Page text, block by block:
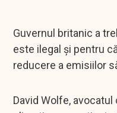
Guvernul britanic a
este ilegal și pentru
reducere a emisiilor
David Wolfe,